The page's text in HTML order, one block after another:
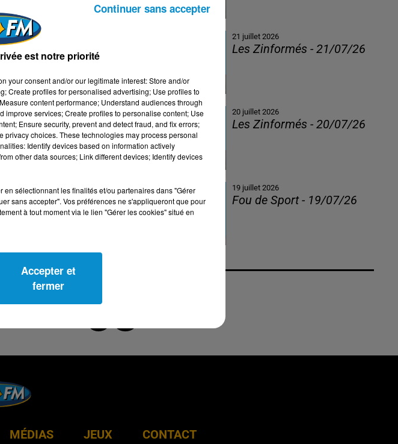
21 juillet 2026
Les Zinformés - 21/07/26
20 juillet 2026
Les Zinformés - 20/07/26
19 juillet 2026
Fou de Sport - 19/07/26
MÉDIAS JEUX CONTACT
est notre priorité
your consent and/or our legitimate interest: Store and/or
Create profiles for personalised advertising; Use profiles to
content performance; Understand audiences through
improve services; Create profiles to personalise content; Use
Ensure security, prevent and detect fraud, and fix errors;
choices. These technologies may process personal
Identify devices based on information actively
other data sources; Link different devices; Identify devices
sélectionnant les finalités et/ou partenaires dans "Gérer
sans accepter". Vos préférences ne s'appliqueront que pour
à tout moment via le lien "Gérer les cookies" situé en
Accepter et
fermer
Continuer sans accepter